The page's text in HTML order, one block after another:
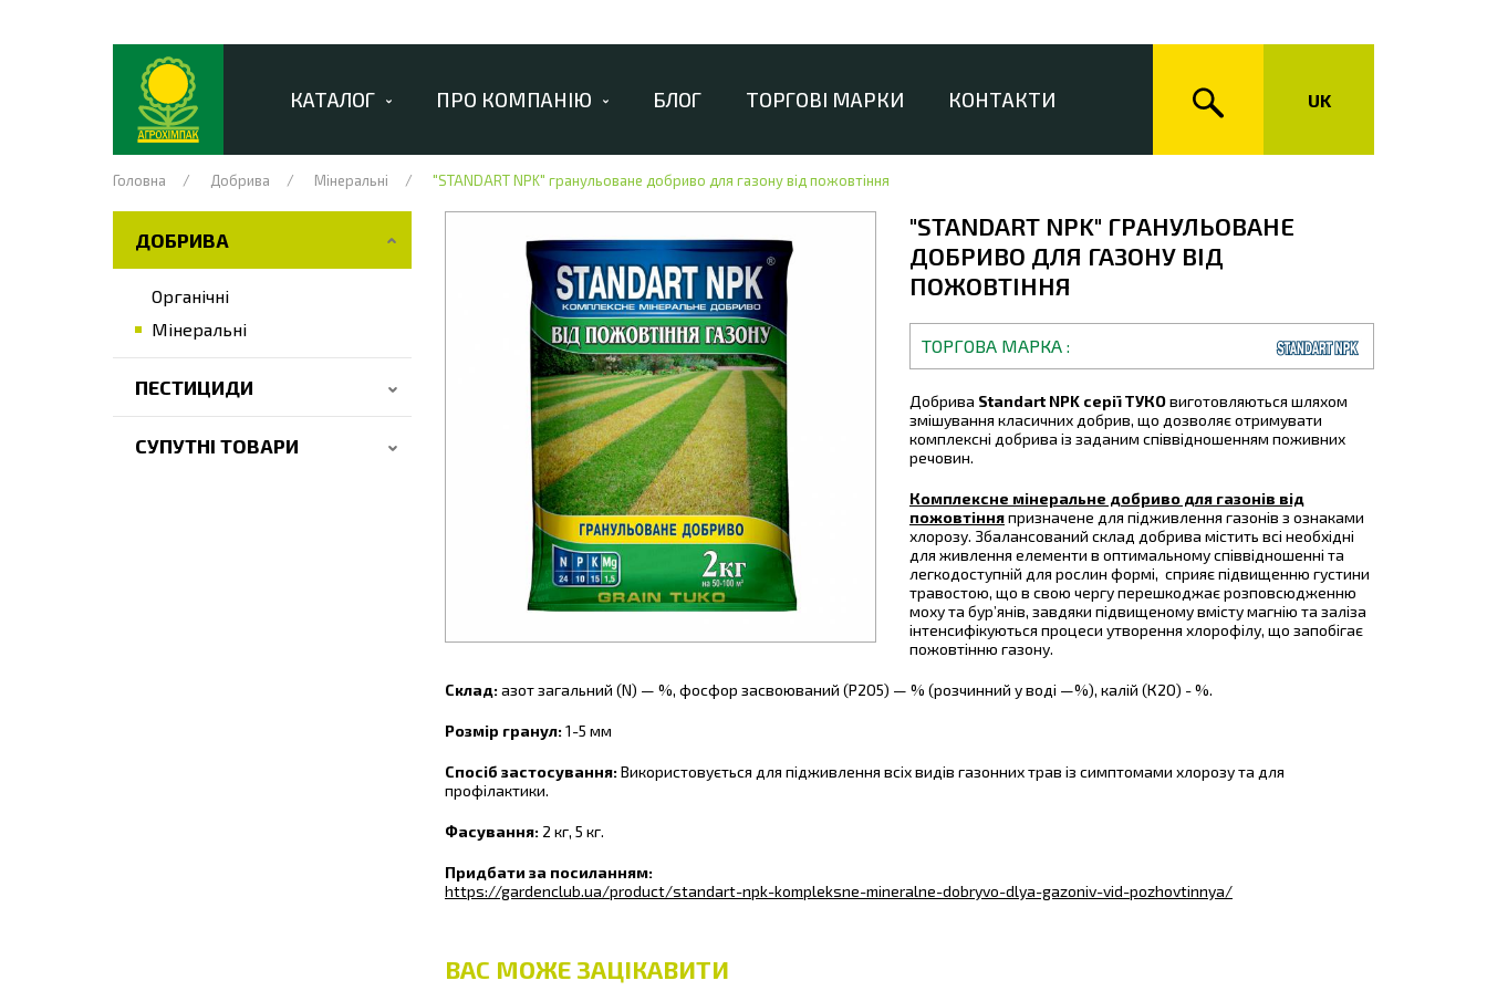
КАТАЛОГ ПРО КОМПАНІЮ БЛОГ ТОРГОВІ МАРКИ КОНТАКТИ UK
Головна Добрива Мінеральні "STANDART NPK" гранульоване добриво для газону від пожовтіння
ДОБРИВА
Органічні
Мінеральні
ПЕСТИЦИДИ
СУПУТНІ ТОВАРИ
"STANDART NPK" ГРАНУЛЬОВАНЕ
ДОБРИВО ДЛЯ ГАЗОНУ ВІД
ПОЖОВТІННЯ
ТОРГОВА МАРКА
Добрива Standart NPK серії ТУКОвиготовляються шляхом
змішування класичних добрив, що дозволяє отримувати
комплексні добрива із заданим співвідношенням поживних
речовин.
Комплексне мінеральне добриво для газонів від
пожовтінняпризначене для підживлення газонів з ознаками
хлорозу. Збалансований склад добрива містить всі необхідні
для живлення елементи в оптимальному співвідношенні та
легкодоступній для рослин формі, сприяє підвищенню густини
травостою, що в свою чергу перешкоджає розповсюдженню
моху та бур’янів, завдяки підвищеному вмісту магнію та заліза
інтенсифікуються процеси утворення хлорофілу, що запобігає
пожовтінню газону.
Cклад:азот загальний (N) — %, фосфор засвоюваний (Р2О5) — % (розчинний у воді —%), калій (К2О) - %.
Розмір гранул:1-5 мм
Спосіб застосування:Використовується для підживлення всіх видів газонних трав із симптомами хлорозу та для
профілактики.
Фасування: 2 кг, 5 кг.
Придбати за посиланням:
https://gardenclub.ua/product/standart-npk-kompleksne-mineralne-dobryvo-dlya-gazoniv-vid-pozhovtinnya/
ВАС МОЖЕ ЗАЦІКАВИТИ